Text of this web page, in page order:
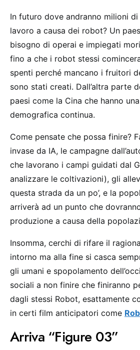
In futuro dove andranno milioni di
lavoro a causa dei robot? Un
bisogno di operai e impiegati
fino a che i robot stessi
spenti perché mancano i fruitori
sono stati creati. Dall’altra parte
paesi come la Cina che hanno
demografica continua.
Come pensate che possa finire?
invase da IA, le campagne
che lavorano i campi guidati dal
analizzare le coltivazioni), gli
questa strada da un po’, e la
arriverà ad un punto che
produzione a causa della
Insomma, cerchi di rifare il
intorno ma alla fine si casca
gli umani e spopolamento
sociali a non finire che finiranno
dagli stessi Robot, esattamente
in certi film anticipatori come
Arriva “Figure 03”